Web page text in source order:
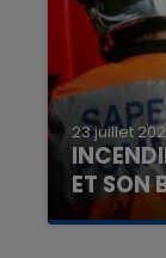
23 juillet
ET SON
Un